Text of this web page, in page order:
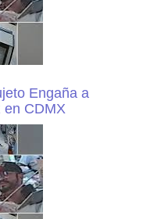
Engaña a
en CDMX